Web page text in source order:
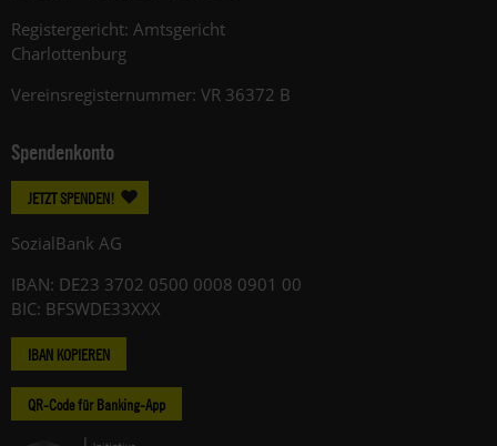
Registergericht: Amtsgericht
Charlottenburg
Vereinsregisternummer: VR 36372 B
Spendenkonto
JETZT SPENDEN!
SozialBank AG
IBAN: DE23 3702 0500 0008 0901 00
BIC: BFSWDE33XXX
IBAN KOPIEREN
QR-Code für Banking-App